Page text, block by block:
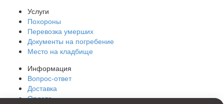
Услуги
Похороны
Перевозка умерших
Документы на погребение
Место на кладбище
Информация
Вопрос-ответ
Доставка
Оплата